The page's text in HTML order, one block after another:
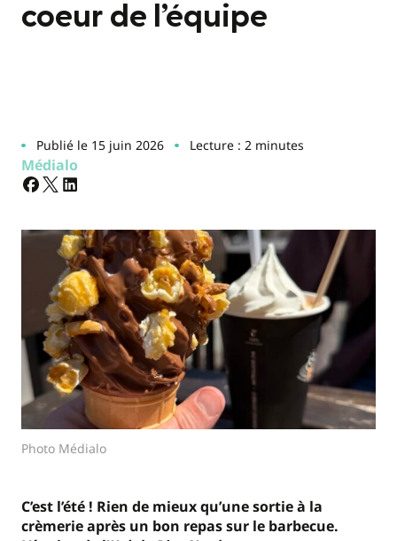
coeur de l’équipe
Publié le 15 juin 2026 Lecture : 2 minutes
Médialo
Photo Médialo
C’est l’été ! Rien de mieux qu’une sortie à la
crèmerie après un bon repas sur le barbecue.